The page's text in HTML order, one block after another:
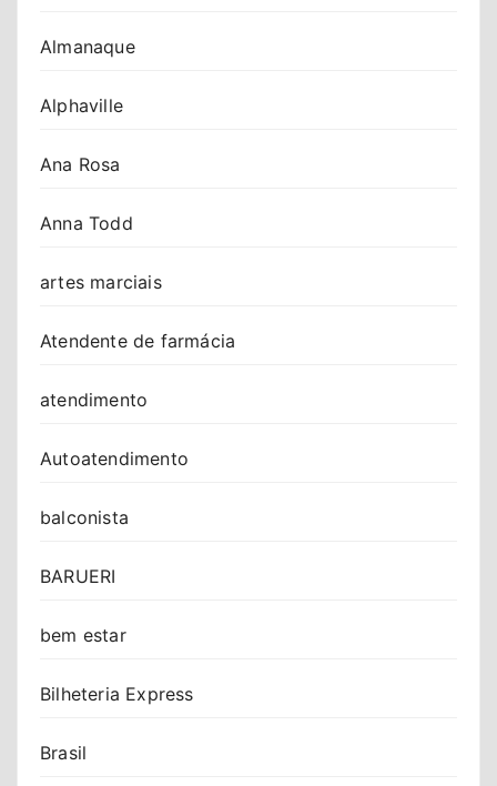
Almanaque
Alphaville
Ana Rosa
Anna Todd
artes marciais
Atendente de farmácia
atendimento
Autoatendimento
balconista
BARUERI
bem estar
Bilheteria Express
Brasil